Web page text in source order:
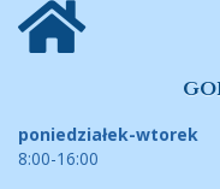
poniedziałek-wtorek
8:00-16:00